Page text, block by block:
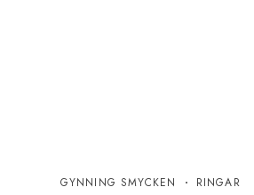
GYNNING SMYCKEN RINGAR